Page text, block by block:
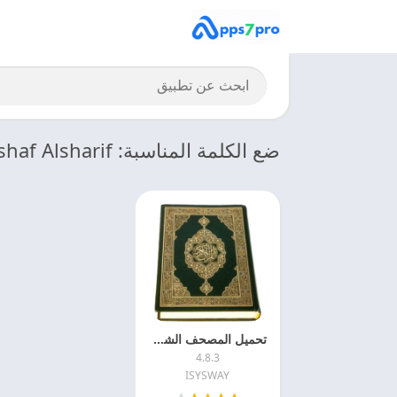
ضع الكلمة المناسبة: Almushaf Alsharif
تحميل المصحف الشريف كامل بدون نت 2024 Al Mushaf Alsharif اخر اصدار
4.8.3
ISYSWAY